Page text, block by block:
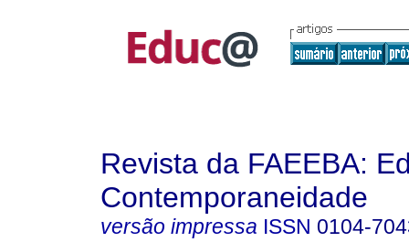
Revista da FAEEBA:
Contemporaneidade
versão impressa ISSN 0104-